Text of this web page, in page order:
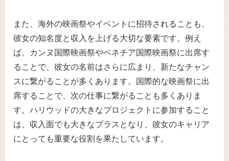
また、海外の映画祭やイベントに招待されることも、
彼女の知名度と収入を上げる大切な要素です。例え
ば、カンヌ国際映画祭やベネチア国際映画祭に出席す
ることで、彼女の名前はさらに広まり、新たなチャン
スに繋がることが多くあります。国際的な映画祭に出
席することで、次の仕事に繋がることも多くありま
す。ハリウッドの大きなプロジェクトに参加すること
は、収入面でも大きなプラスとなり、彼女のキャリア
にとっても重要な役割を果たしています。